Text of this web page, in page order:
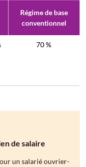
Régime de base
conventionnel
70 %
de salaire
un salarié ouvrier-